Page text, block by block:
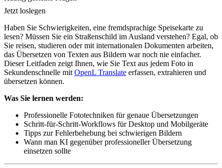
Jetzt loslegen
Haben Sie Schwierigkeiten, eine fremdsprachige Speisekarte zu
lesen? Müssen Sie ein Straßenschild im Ausland verstehen? Egal, ob
Sie reisen, studieren oder mit internationalen Dokumenten arbeiten,
das Übersetzen von Texten aus Bildern war noch nie einfacher.
Dieser Leitfaden zeigt Ihnen, wie Sie Text aus jedem Foto in
Sekundenschnelle mit OpenL Translate erfassen, extrahieren und
übersetzen können.
Was Sie lernen werden:
Professionelle Fototechniken für genaue Übersetzungen
Schritt-für-Schritt-Workflows für Desktop und Mobilgeräte
Tipps zur Fehlerbehebung bei schwierigen Bildern
Wann man KI gegenüber professioneller Übersetzung
einsetzen sollte